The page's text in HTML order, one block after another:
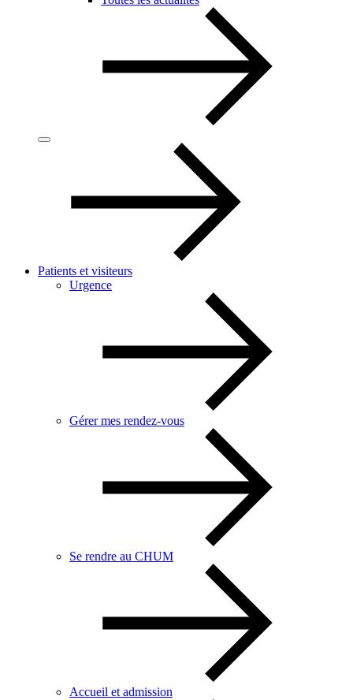
Patients et visiteurs
Urgence
Gérer mes rendez-vous
Se rendre au CHUM
Accueil et admission